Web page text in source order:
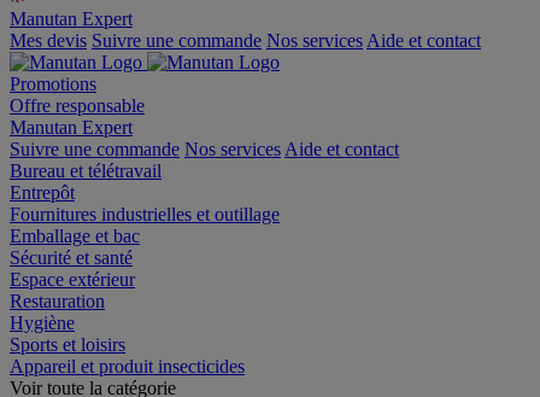
Manutan Expert
offre reconditionnée
Mes devis Suivre une commande Nos services
Promotions
Offre responsable
Manutan Expert
Suivre une commande
Bureau et télétravail
Entrepôt
Fournitures industrielles et outillage
Emballage et bac
Sécurité et santé
Espace extérieur
Restauration
Hygiène
Sports et loisirs
Appareil et produit insecticides